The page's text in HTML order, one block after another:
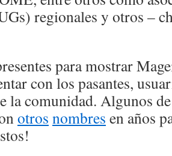
regionales y otros –
para mostrar
con los pasantes,
la comunidad. Algunos
otros nombres en años